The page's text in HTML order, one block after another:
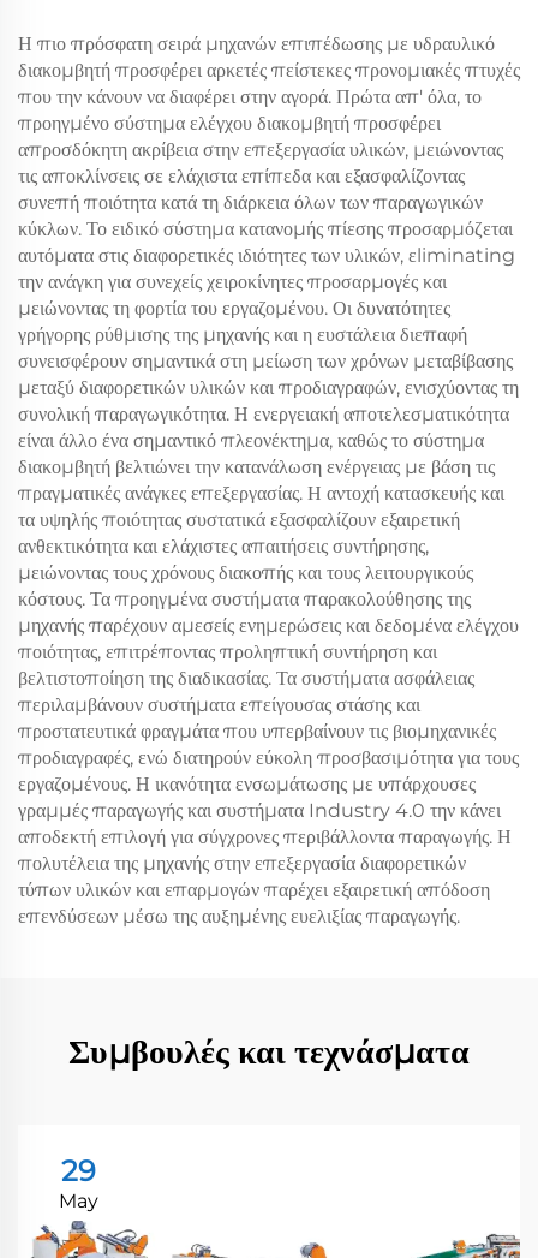
Η πιο πρόσφατη σειρά μηχανών επιπέδωσης με υδραυλικό
διακομβητή προσφέρει αρκετές πείστεκες προνομιακές πτυχές
που την κάνουν να διαφέρει στην αγορά. Πρώτα απ' όλα, το
προηγμένο σύστημα ελέγχου διακομβητή προσφέρει
απροσδόκητη ακρίβεια στην επεξεργασία υλικών, μειώνοντας
τις αποκλίνσεις σε ελάχιστα επίπεδα και εξασφαλίζοντας
συνεπή ποιότητα κατά τη διάρκεια όλων των παραγωγικών
κύκλων. Το ειδικό σύστημα κατανομής πίεσης προσαρμόζεται
αυτόματα στις διαφορετικές ιδιότητες των υλικών, εliminating
την ανάγκη για συνεχείς χειροκίνητες προσαρμογές και
μειώνοντας τη φορτία του εργαζομένου. Οι δυνατότητες
γρήγορης ρύθμισης της μηχανής και η ευστάλεια διεπαφή
συνεισφέρουν σημαντικά στη μείωση των χρόνων μεταβίβασης
μεταξύ διαφορετικών υλικών και προδιαγραφών, ενισχύοντας τη
συνολική παραγωγικότητα. Η ενεργειακή αποτελεσματικότητα
είναι άλλο ένα σημαντικό πλεονέκτημα, καθώς το σύστημα
διακομβητή βελτιώνει την κατανάλωση ενέργειας με βάση τις
πραγματικές ανάγκες επεξεργασίας. Η αντοχή κατασκευής και
τα υψηλής ποιότητας συστατικά εξασφαλίζουν εξαιρετική
ανθεκτικότητα και ελάχιστες απαιτήσεις συντήρησης,
μειώνοντας τους χρόνους διακοπής και τους λειτουργικούς
κόστους. Τα προηγμένα συστήματα παρακολούθησης της
μηχανής παρέχουν αμεσείς ενημερώσεις και δεδομένα ελέγχου
ποιότητας, επιτρέποντας προληπτική συντήρηση και
βελτιστοποίηση της διαδικασίας. Τα συστήματα ασφάλειας
περιλαμβάνουν συστήματα επείγουσας στάσης και
προστατευτικά φραγμάτα που υπερβαίνουν τις βιομηχανικές
προδιαγραφές, ενώ διατηρούν εύκολη προσβασιμότητα για τους
εργαζομένους. Η ικανότητα ενσωμάτωσης με υπάρχουσες
γραμμές παραγωγής και συστήματα Industry 4.0 την κάνει
αποδεκτή επιλογή για σύγχρονες περιβάλλοντα παραγωγής. Η
πολυτέλεια της μηχανής στην επεξεργασία διαφορετικών
τύπων υλικών και επαρμογών παρέχει εξαιρετική απόδοση
επενδύσεων μέσω της αυξημένης ευελιξίας παραγωγής.
Συμβουλές και τεχνάσματα
29
May